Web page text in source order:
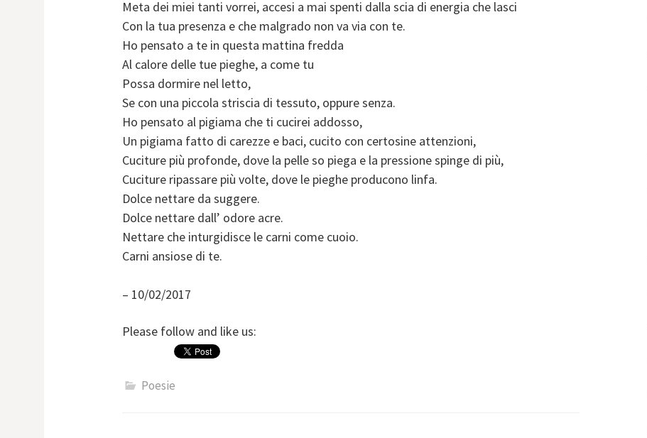
Meta dei miei tanti vorrei, accesi a mai spenti dalla scia di energia che lasci
Con la tua presenza e che malgrado non va via con te.
Ho pensato a te in questa mattina fredda
Al calore delle tue pieghe, a come tu
Possa dormire nel letto,
Se con una piccola striscia di tessuto, oppure senza.
Ho pensato al pigiama che ti cucirei addosso,
Un pigiama fatto di carezze e baci, cucito con certosine attenzioni,
Cuciture più profonde, dove la pelle so piega e la pressione spinge di più,
Cuciture ripassare più volte, dove le pieghe producono linfa.
Dolce nettare da suggere.
Dolce nettare dall’ odore acre.
Nettare che inturgidisce le carni come cuoio.
Carni ansiose di te.
– 10/02/2017
Please follow and like us:
Poesie